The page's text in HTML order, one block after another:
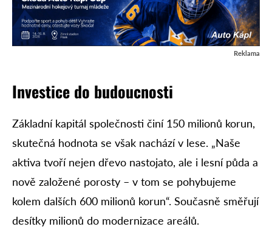
Reklama
Investice do budoucnosti
Základní kapitál společnosti činí 150 milionů korun,
skutečná hodnota se však nachází v lese. „Naše
aktiva tvoří nejen dřevo nastojato, ale i lesní půda a
nově založené porosty – v tom se pohybujeme
kolem dalších 600 milionů korun“. Současně směřují
desítky milionů do modernizace areálů.